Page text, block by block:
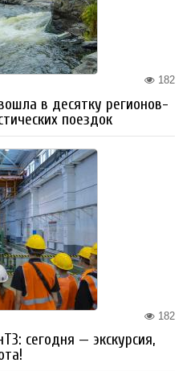
182
в десятку регионов-
поездок
182
сегодня — экскурсия,